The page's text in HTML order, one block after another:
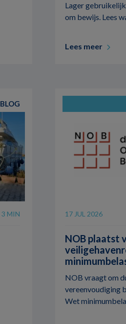
Lager
om bewijs. Lees
Lees meer
BLOG
3 MIN 17 JUL 2026
NOB plaatst
NOB vraagt om
vereenvoudiging
Wet